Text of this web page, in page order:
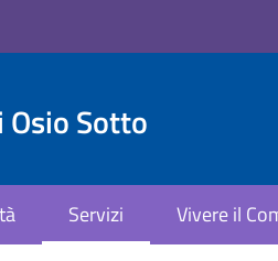
Osio Sotto
Servizi Vivere il